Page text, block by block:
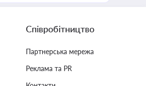
Співробітництво
Партнерська мережа
Реклама та PR